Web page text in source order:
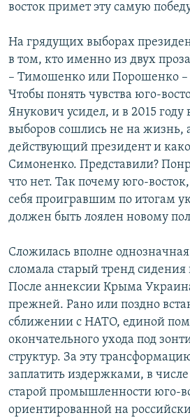
восток примет эту самую
На грядущих выборах
в том, кто именно из двух
– Тимошенко или Порошенко –
Чтобы понять чувства юго-
Янукович усидел, и в 2015 году
выборов сошлись не на жизнь,
действующий президент и
Симоненко. Представили?
что нет. Так почему юго-
себя проигравшим по итогам
должен быть лоялен новому
Сложилась вполне
сломала старый тренд сидения
После аннексии Крыма
прежней. Рано или поздно
сближении с НАТО, единой
окончательного ухода под
структур. За эту
заплатить издержками, в
старой промышленности юго-
ориентированной на